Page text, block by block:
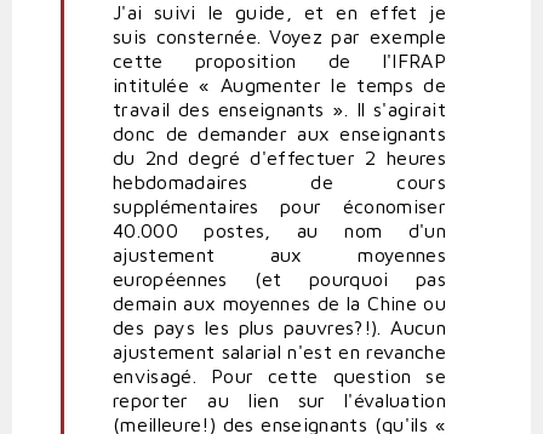
IFRAP
fort!
par
panini
(non
vérifié)
J'ai suivi le guide, et en effet je
suis consternée. Voyez par exemple
cette proposition de l'IFRAP
intitulée « Augmenter le temps de
travail des enseignants ». Il s'agirait
donc de demander aux enseignants
du 2nd degré d'effectuer 2 heures
hebdomadaires de cours
supplémentaires pour économiser
40.000 postes, au nom d'un
ajustement aux moyennes
européennes (et pourquoi pas
demain aux moyennes de la Chine ou
des pays les plus pauvres?!). Aucun
ajustement salarial n'est en revanche
envisagé. Pour cette question se
reporter au lien sur l'évaluation
(meilleure!) des enseignants (qu'ils «